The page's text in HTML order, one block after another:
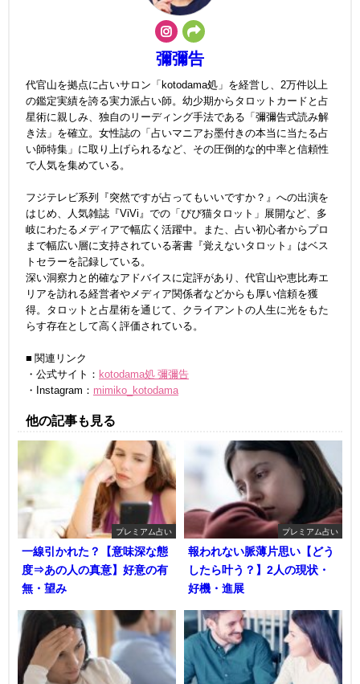
彌彌告
代官山を拠点に占いサロン「kotodama処」を経営し、2万件以上
の鑑定実績を誇る実力派占い師。幼少期からタロットカードと占
星術に親しみ、独自のリーディング手法である「彌彌告式読み解
き法」を確立。女性誌の「占いマニアお墨付きの本当に当たる占
い師特集」に取り上げられるなど、その圧倒的な的中率と信頼性
で人気を集めている。
フジテレビ系列『突然ですが占ってもいいですか？』への出演を
はじめ、人気雑誌『ViVi』での「びび猫タロット」展開など、多
岐にわたるメディアで幅広く活躍中。また、占い初心者からプロ
まで幅広い層に支持されている著書『覚えないタロット』はベス
トセラーを記録している。
深い洞察力と的確なアドバイスに定評があり、代官山や恵比寿エ
リアを訪れる経営者やメディア関係者などからも厚い信頼を獲
得。タロットと占星術を通じて、クライアントの人生に光をもた
らす存在として高く評価されている。
■ 関連リンク
・公式サイト： kotodama処 彌彌告
・Instagram： mimiko_kotodama
他の記事も見る
プレミアム占い
一線引かれた？【意味深な態
度⇒あの人の真意】好意の有
無・望み
プレミアム占い
報われない脈薄片思い【どう
したら叶う？】2人の現状・
好機・進展